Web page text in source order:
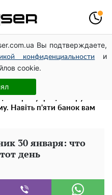
Вы подтверждаете,
конфиденциальности
и
cookie.
позах змусила відвисати
початком
блиснула "принадами":
Навіть п'яти банок вам
30 января: что
день